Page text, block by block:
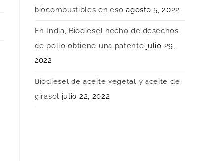
biocombustibles en eso agosto 5, 2022
En India, Biodiesel hecho de desechos
de pollo obtiene una patente julio 29,
2022
Biodiesel de aceite vegetal y aceite de
girasol julio 22, 2022